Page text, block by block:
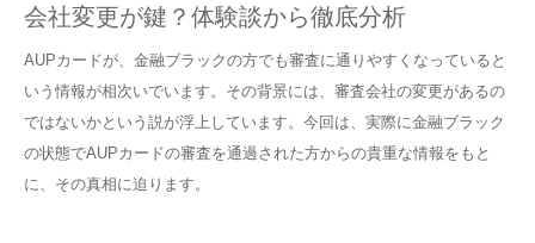
会社変更が鍵？体験談から徹底分析
AUPカードが、金融ブラックの方でも審査に通りやすくなっていると
いう情報が相次いでいます。その背景には、審査会社の変更があるの
ではないかという説が浮上しています。今回は、実際に金融ブラック
の状態でAUPカードの審査を通過された方からの貴重な情報をもと
に、その真相に迫ります。